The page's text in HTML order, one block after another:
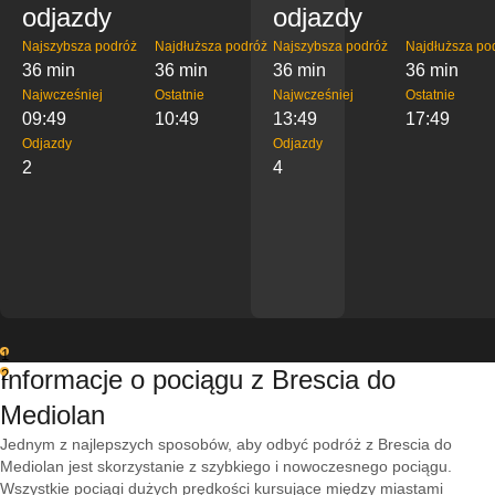
odjazdy
Najszybsza podróż
36 min
Najdłuższa podróż
36 min
Najwcześniej
09:49
Ostatnie
10:49
Odjazdy
2
odjazdy
Najszybsza podróż
36 min
Najdłuższa
36 min
Najwcześniej
13:49
Ostatnie
17:49
Odjazdy
4
1
2
Informacje o pociągu z Brescia do
Mediolan
Jednym z najlepszych sposobów, aby odbyć podróż z Brescia do
Mediolan jest skorzystanie z szybkiego i nowoczesnego pociągu.
Wszystkie pociągi dużych prędkości kursujące między miastami